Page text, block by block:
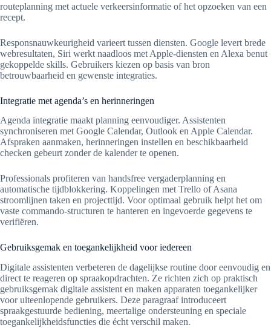
routeplanning met actuele verkeersinformatie of het opzoeken van een
recept.
Responsnauwkeurigheid varieert tussen diensten. Google levert brede
webresultaten, Siri werkt naadloos met Apple-diensten en Alexa benut
gekoppelde skills. Gebruikers kiezen op basis van bron
betrouwbaarheid en gewenste integraties.
Integratie met agenda’s en herinneringen
Agenda integratie maakt planning eenvoudiger. Assistenten
synchroniseren met Google Calendar, Outlook en Apple Calendar.
Afspraken aanmaken, herinneringen instellen en beschikbaarheid
checken gebeurt zonder de kalender te openen.
Professionals profiteren van handsfree vergaderplanning en
automatische tijdblokkering. Koppelingen met Trello of Asana
stroomlijnen taken en projecttijd. Voor optimaal gebruik helpt het om
vaste commando-structuren te hanteren en ingevoerde gegevens te
verifiëren.
Gebruiksgemak en toegankelijkheid voor iedereen
Digitale assistenten verbeteren de dagelijkse routine door eenvoudig en
direct te reageren op spraakopdrachten. Ze richten zich op praktisch
gebruiksgemak digitale assistent en maken apparaten toegankelijker
voor uiteenlopende gebruikers. Deze paragraaf introduceert
spraakgestuurde bediening, meertalige ondersteuning en speciale
toegankelijkheidsfuncties die écht verschil maken.